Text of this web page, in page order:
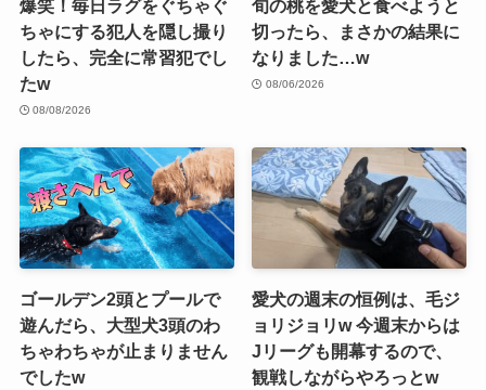
爆笑！毎日ラグをぐちゃぐ
ちゃにする犯人を隠し撮り
したら、完全に常習犯でし
たw
08/08/2026
旬の桃を愛犬と食べようと
切ったら、まさかの結果に
なりました…w
08/06/2026
ゴールデン2頭とプールで
遊んだら、大型犬3頭のわ
ちゃわちゃが止まりません
でしたw
愛犬の週末の恒例は、毛ジ
ョリジョリw 今週末からは
Jリーグも開幕するので、
観戦しながらやろっとw